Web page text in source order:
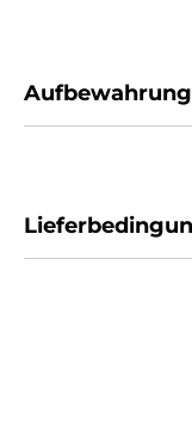
Aufbewahrung